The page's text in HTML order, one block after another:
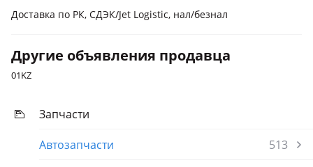
Доставка по РК, СДЭК/Jet Logistic, нал/безнал
Другие объявления продавца
01KZ
Запчасти
Автозапчасти
513